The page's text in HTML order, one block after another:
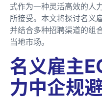
式作为一种灵活高效的人
所接受。本文将探讨名义
并结合多种招聘渠道的组
当地市场。
名义雇主
力中企规